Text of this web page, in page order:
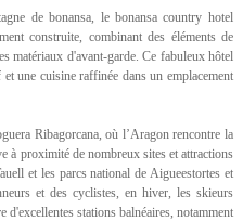
de bonansa, le bonansa country hotel
construite, combinant des éléments de
matériaux d'avant-garde. Ce fabuleux hôtel
une cuisine raffinée dans un emplacement
Ribagorcana, où l’Aragon rencontre la
à proximité de nombreux sites et attractions
et les parcs national de Aigueestortes et
et des cyclistes, en hiver, les skieurs
stations balnéaires, notamment